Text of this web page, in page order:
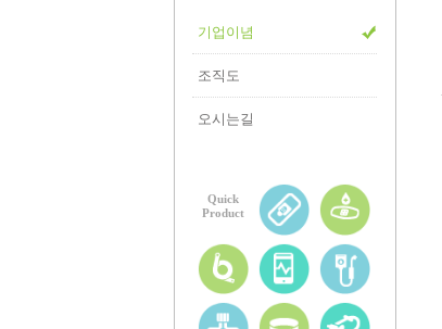
기업이념
조직도
오시는길
Quick
Product